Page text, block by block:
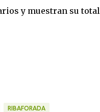
y muestran su
RIBAFORADA